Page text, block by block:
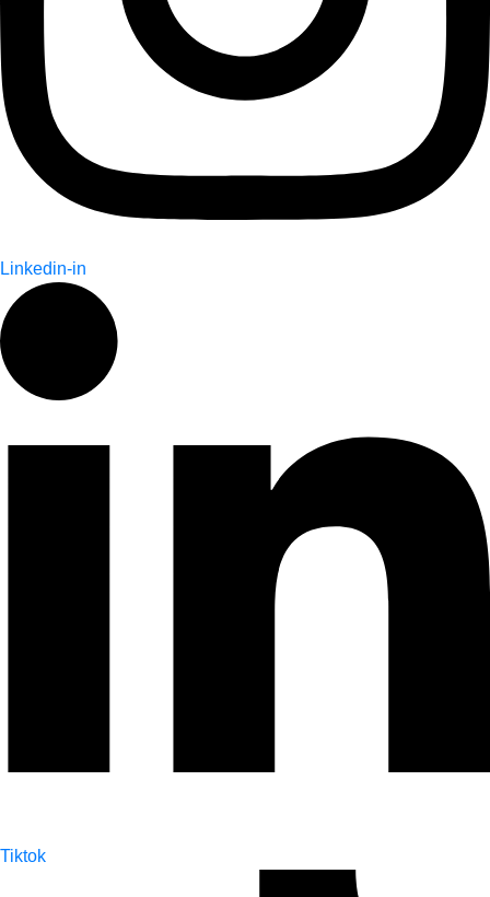
Linkedin-in
Tiktok